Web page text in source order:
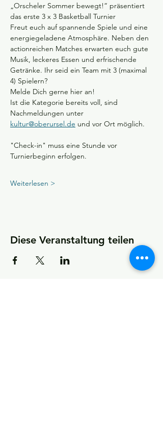
„Orscheler Sommer bewegt!“ präsentiert
das erste 3 x 3 Basketball Turnier
Freut euch auf spannende Spiele und eine
energiegeladene Atmosphäre. Neben den
actionreichen Matches erwarten euch gute
Musik, leckeres Essen und erfrischende
Getränke. Ihr seid ein Team mit 3 (maximal
4) Spielern?
Melde Dich gerne hier an!
Ist die Kategorie bereits voll, sind
Nachmeldungen unter
kultur@oberursel.de und vor Ort möglich.
"Check-in" muss eine Stunde vor
Turnierbeginn erfolgen.
Weiterlesen >
Diese Veranstaltung teilen